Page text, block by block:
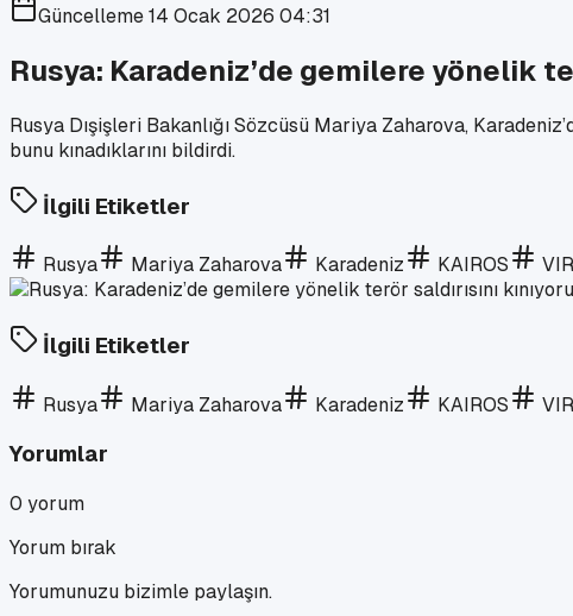
Güncelleme14 Ocak 2026 04:31
Rusya: Karadeniz’de gemilere yönelik
Rusya Dışişleri Bakanlığı Sözcüsü Mariya Zaharova,
bunu kınadıklarını bildirdi.
İlgili Etiketler
Rusya Mariya Zaharova Karadeniz KAIROS
İlgili Etiketler
Rusya Mariya Zaharova Karadeniz KAIROS
Yorumlar
0 yorum
Yorum bırak
Yorumunuzu bizimle paylaşın.